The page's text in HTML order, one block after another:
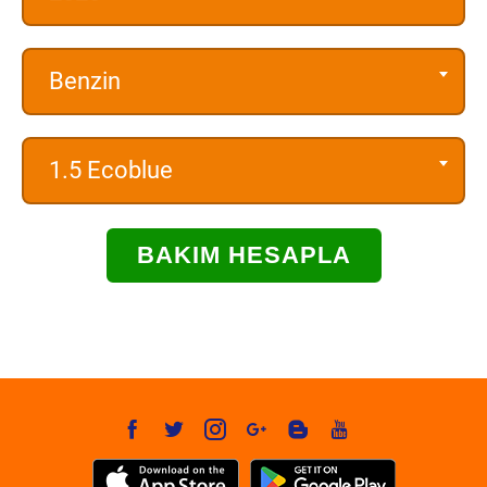
Benzin
1.5 Ecoblue
BAKIM HESAPLA